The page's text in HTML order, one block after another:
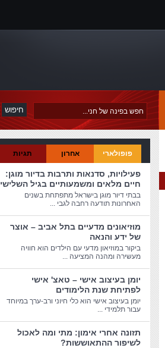
פופולארי אחרון תגיות
פעילויות, סדנאות ותרבות בדיור מוגן:
חיים מלאים ומשמעותיים בגיל השלישי
בבתי דיור מוגן בישראל מתפתחת בשנים
האחרונות תודעה רחבה לגבי ...
מוזיאונים מדעיים בתל אביב – אוצר
של ידע והנאה
ביקור במוזיאון מדעי עם הילדים הוא חוויה
מעשירה ומהנה המציעה ...
יומן בעיצוב אישי – טאצ' אישי
לפתיחת שנת הלימודים
יומן בעיצוב אישי הוא כלי חיוני ורב-ערך במיוחד
עבור תלמידי ...
תזונה אחרי אימון: מתי ומה לאכול
לשיפור ההתאוששות?